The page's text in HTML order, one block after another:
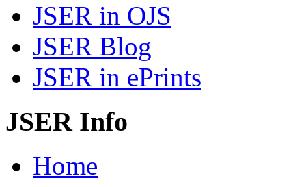
JSER in OJS
JSER Blog
JSER in ePrints
JSER Info
Home